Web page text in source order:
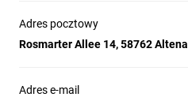
Adres pocztowy
Rosmarter Allee 14, 58762 Altena
Adres e-mail